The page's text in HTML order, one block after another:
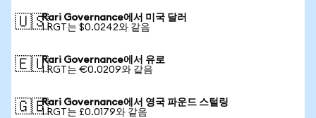
🇺🇸Rari Governance에서 미국 달러
1 RGT는 $0.0242와 같음
🇪🇺Rari Governance에서 유로
1 RGT는 €0.0209와 같음
🇬🇧Rari Governance에서 영국 파운드 스털링
1 RGT는 £0.0179와 같음